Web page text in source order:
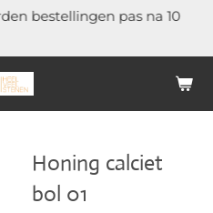
bestellingen pas na 10
Honing calciet
bol 01